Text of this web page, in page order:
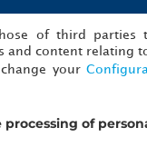
over NH
of third parties
and content relating
your
of